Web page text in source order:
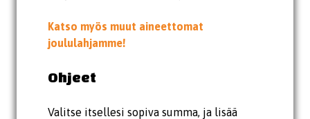
Katso myös muut aineettomat
joululahjamme!
Ohjeet
Valitse itsellesi sopiva summa, ja lisää